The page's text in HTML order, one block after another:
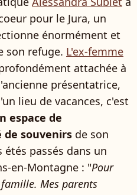
pour le Jura, un
énormément et
son refuge. L'ex-femme
attachée à
présentatrice,
lieu de vacances, c'est
espace de
de souvenirs de son
étés passés dans un
en-Montagne : "Pour
Mes parents